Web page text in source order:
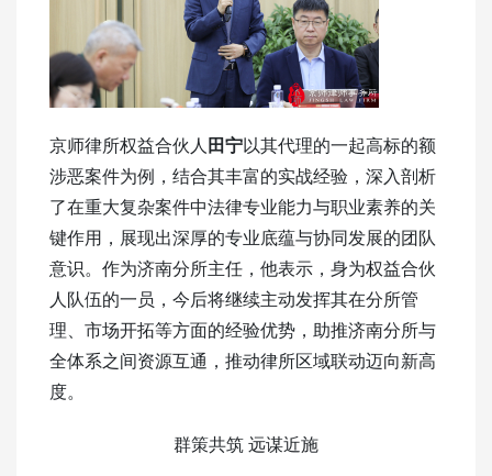
京师律所权益合伙人田宁以其代理的一起高标的额
涉恶案件为例，结合其丰富的实战经验，深入剖析
了在重大复杂案件中法律专业能力与职业素养的关
键作用，展现出深厚的专业底蕴与协同发展的团队
意识。作为济南分所主任，他表示，身为权益合伙
人队伍的一员，今后将继续主动发挥其在分所管
理、市场开拓等方面的经验优势，助推济南分所与
全体系之间资源互通，推动律所区域联动迈向新高
度。
群策共筑 远谋近施